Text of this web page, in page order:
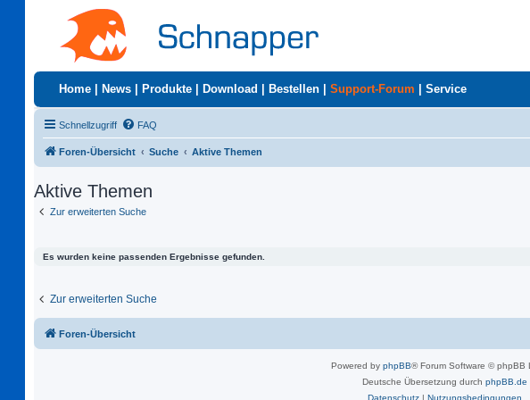
Home News Produkte Download Bestellen Support-Forum Service
Schnellzugriff FAQ
Foren-Übersicht Suche Aktive Themen
Aktive Themen
Zur erweiterten Suche
Es wurden keine passenden Ergebnisse gefunden.
Zur erweiterten Suche
Foren-Übersicht
Powered by phpBB® Forum Software © phpBB
Deutsche Übersetzung durch phpBB.de
Datenschutz| Nutzungsbedingungen